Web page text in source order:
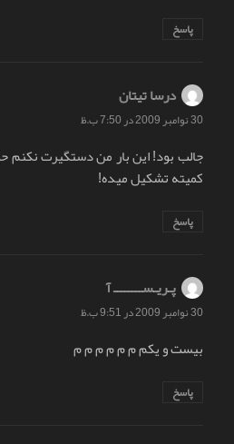
پاسخ
درسا تیتان
30 نوامبر 2009 در 7:50 ب.ظ
جالب بود! این بار من دستگیرت نکنم
کمیته تشکیل میده!
پاسخ
پـریـســــــــ آگفت:
30 نوامبر 2009 در 9:51 ب.ظ
بیست و یکم م م م م م م
پاسخ